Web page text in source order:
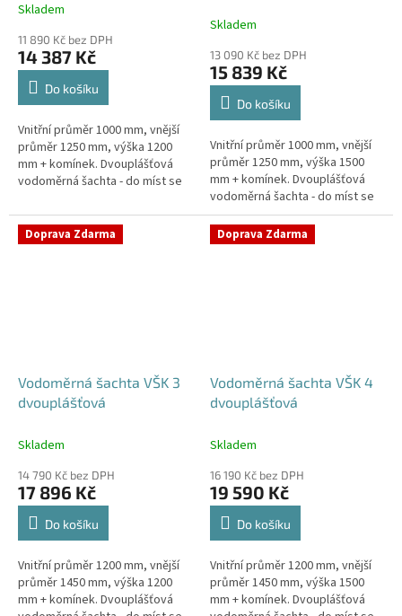
Průměrné
produktu
je
4,8
hvězdiček.
Skladem
11 890 Kč bez DPH
14 387 Kč
Do košíku
Vnitřní průměr 1000 mm, vnější
průměr 1250 mm, výška 1200
mm + komínek. Dvouplášťová
vodoměrná šachta - do míst se
parkovací stáníStandardní...
Skladem
13 090 Kč bez DPH
15 839 Kč
Do košíku
Vnitřní průměr 1000 mm, vnější
průměr 1250 mm, výška 1500
mm + komínek. Dvouplášťová
vodoměrná šachta - do míst se
spodní vodou, pojízdná i pod
parkovací stáníStandardní...
Doprava Zdarma
Vodoměrná šachta VŠK 3
dvouplášťová
Skladem
14 790 Kč bez DPH
17 896 Kč
Do košíku
Vnitřní průměr 1200 mm, vnější
průměr 1450 mm, výška 1200
mm + komínek. Dvouplášťová
Doprava Zdarma
Vodoměrná šachta VŠK 4
dvouplášťová
Skladem
16 190 Kč bez DPH
19 590 Kč
Do košíku
Vnitřní průměr 1200 mm, vnější
průměr 1450 mm, výška 1500
mm + komínek. Dvouplášťová